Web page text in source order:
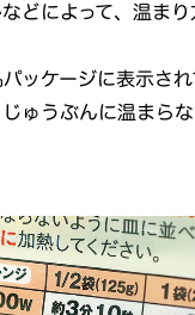
どによって、温まり
ッケージに表示さ
ゅうぶんに温まら